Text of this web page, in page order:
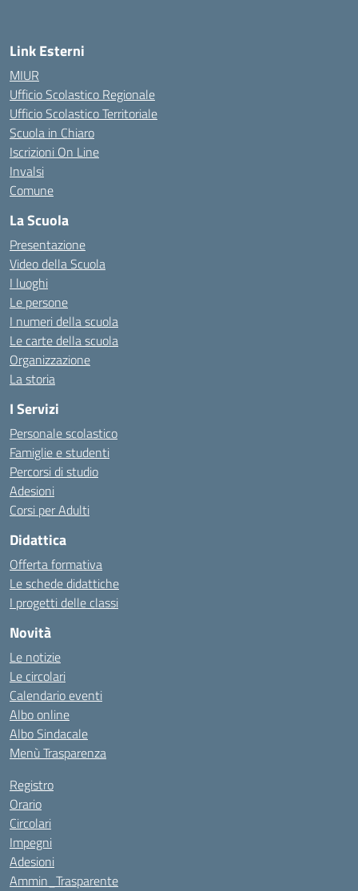
Link Esterni
MIUR
Ufficio Scolastico Regionale
Ufficio Scolastico Territoriale
Scuola in Chiaro
Iscrizioni On Line
Invalsi
Comune
La Scuola
Presentazione
Video della Scuola
I luoghi
Le persone
I numeri della scuola
Le carte della scuola
Organizzazione
La storia
I Servizi
Personale scolastico
Famiglie e studenti
Percorsi di studio
Adesioni
Corsi per Adulti
Didattica
Offerta formativa
Le schede didattiche
I progetti delle classi
Novità
Le notizie
Le circolari
Calendario eventi
Albo online
Albo Sindacale
Menù Trasparenza
Registro
Orario
Circolari
Impegni
Adesioni
Ammin_Trasparente